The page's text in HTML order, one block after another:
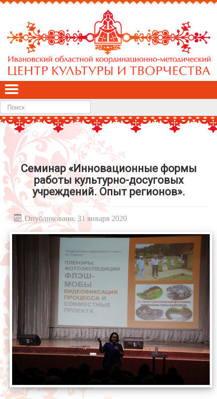
Найти
Семинар «Инновационные формы
работы культурно-досуговых
учреждений. Опыт регионов».
Опубликовано: 31 января 2020